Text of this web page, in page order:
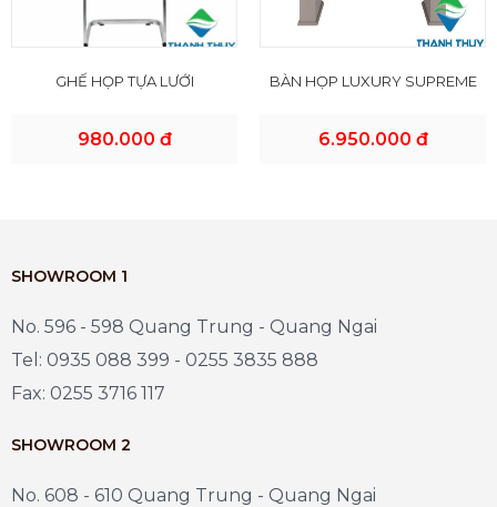
GHẾ HỌP TỰA LƯỚI
980.000 đ
BÀN HỌP LUXURY SUPREME
6.950.000 đ
SHOWROOM 1
No. 596 - 598 Quang Trung - Quang Ngai
Tel: 0935 088 399 - 0255 3835 888
Fax: 0255 3716 117
SHOWROOM 2
No. 608 - 610 Quang Trung - Quang Ngai